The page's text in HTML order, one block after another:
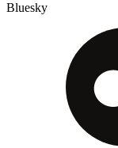
Bluesky